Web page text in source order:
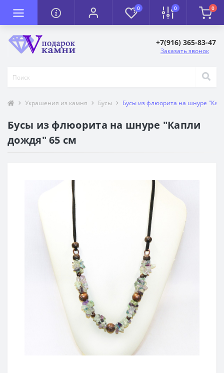
0 0 0
+7(916) 365-83-47
Заказать звонок
Украшения из камня Бусы Бусы из флюорита на шнуре
Бусы из флюорита на шнуре "Капли
дождя" 65 см